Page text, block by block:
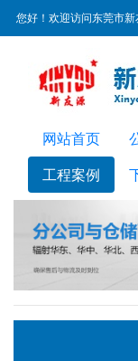
您好！欢迎访问东莞市新
网站首页
工程案例